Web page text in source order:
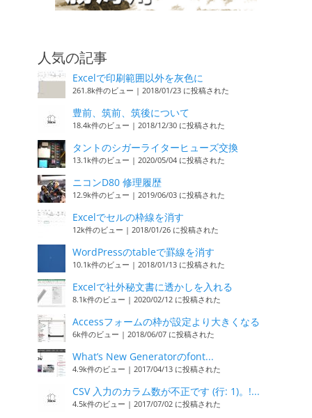
人気の記事
Excelで印刷範囲以外を灰色に
261.8k件のビュー | 2018/01/23 に投稿された
豊前、筑前、筑後について
18.4k件のビュー | 2018/12/30 に投稿された
タントのシガーライターヒューズ交換
13.1k件のビュー | 2020/05/04 に投稿された
ニコンD80 修理履歴
12.9k件のビュー | 2019/06/03 に投稿された
Excelでセルの枠線を消す
12k件のビュー | 2018/01/26 に投稿された
WordPressのtableで罫線を消す
10.1k件のビュー | 2018/01/13 に投稿された
Excelで社外秘文書に透かしを入れる
8.1k件のビュー | 2020/02/12 に投稿された
Accessフォームの枠が設定より大きくなる
6k件のビュー | 2018/06/07 に投稿された
What’s New Generatorのfont...
4.9k件のビュー | 2017/04/13 に投稿された
CSV 入力のカラム数が不正です (行: 1)。!...
4.5k件のビュー | 2017/07/02 に投稿された